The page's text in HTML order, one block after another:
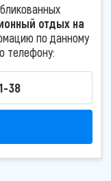
отдых на
по данному
телефону:
38